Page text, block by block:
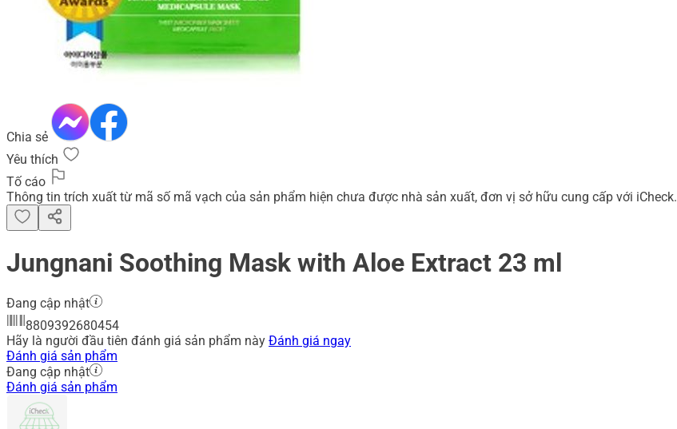
Chia sẻ
Yêu thích
Tố cáo
Thông tin trích xuất từ mã số mã vạch của sản phẩm hiện chưa được nhà sản xuất, đơn vị sở hữu cung cấp với iCheck.
Jungnani Soothing Mask with Aloe Extract 23 ml
Đang cập nhật
8809392680454
Hãy là người đầu tiên đánh giá sản phẩm này Đánh giá ngay
Đánh giá sản phẩm
Đang cập nhật
Đánh giá sản phẩm